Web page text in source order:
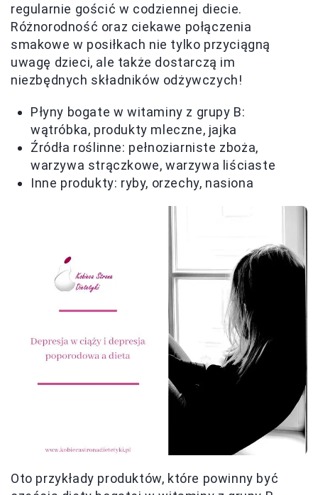
regularnie gościć w codziennej diecie.
Różnorodność oraz ciekawe połączenia
smakowe w posiłkach nie tylko przyciągną
uwagę dzieci, ale także dostarczą im
niezbędnych składników odżywczych!
Płyny bogate w witaminy z grupy B:
wątróbka, produkty mleczne, jajka
Źródła roślinne: pełnoziarniste zboża,
warzywa strączkowe, warzywa liściaste
Inne produkty: ryby, orzechy, nasiona
Oto przykłady produktów, które powinny być